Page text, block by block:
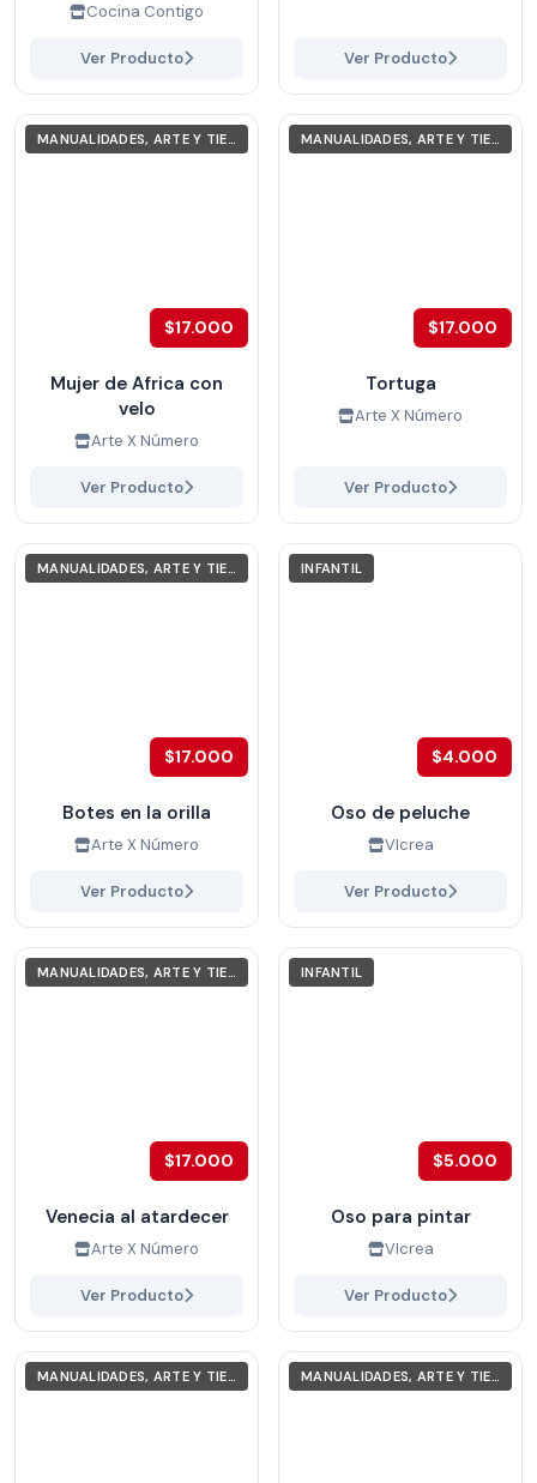
Cocina Contigo
Ver Producto Ver Producto
MANUALIDADES, ARTE Y TIEMPO LIBRE
$17.000
Mujer de Africa con
velo
Arte X Número
Ver Producto
MANUALIDADES, ARTE Y TIEMPO LIBRE
$17.000
Tortuga
Arte X Número
Ver Producto
MANUALIDADES, ARTE Y TIEMPO LIBRE
$17.000
Botes en la orilla
Arte X Número
Ver Producto
INFANTIL
$4.000
Oso de peluche
VIcrea
Ver Producto
MANUALIDADES, ARTE Y TIEMPO LIBRE
$17.000
Venecia al atardecer
Arte X Número
Ver Producto
INFANTIL
$5.000
Oso para pintar
VIcrea
Ver Producto
MANUALIDADES, ARTE Y TIEMPO LIBRE MANUALIDADES, ARTE Y TIEMPO LIBRE